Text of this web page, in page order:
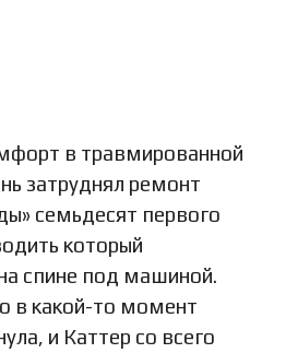
в травмированной
затруднял ремонт
семьдесят первого
который
спине под машиной.
в какой-то момент
и Каттер со всего